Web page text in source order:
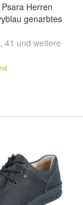
Psara Herren
genarbtes
, 41 und weitere